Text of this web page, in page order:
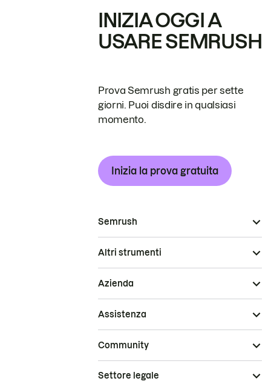
INIZIA OGGI A
USARE SEMRUSH
Prova Semrush gratis per sette
giorni. Puoi disdire in qualsiasi
momento.
Inizia la prova gratuita
Semrush
Altri strumenti
Azienda
Assistenza
Community
Settore legale